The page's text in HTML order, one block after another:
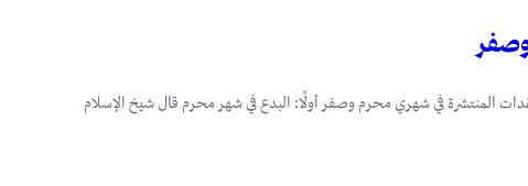
المنتشرة في شهري محرم وصفر أولًا: البدع في شهر محرم قال شيخ الإسلام